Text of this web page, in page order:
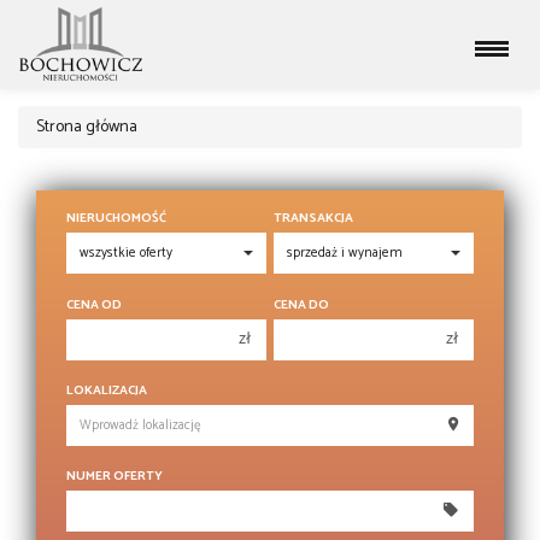
Strona główna
NIERUCHOMOŚĆ TRANSAKCJA
CENA OD
zł
250 000 zł
300 000 zł
CENA DO
zł
250 000 zł
300 000 zł
LOKALIZACJA
NUMER OFERTY